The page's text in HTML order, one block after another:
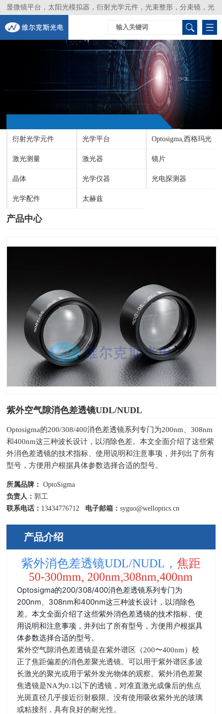
显微镜平台，太阳光模拟器，衍射光学元件，光束整形，分束镜，光
谱仪，生物激光器，光束分析仪，Layertec
衍射光学元件 光学平台 Optosigma,西格玛光
机
激光测量 激光器 镜片
晶体 光学仪器 光电探测器
光学配件 太赫兹
产品中心
紫外空气隙消色差透镜UDL/NUDL
Optosigma的200/308/400消色差透镜系列专门为200nm、308nm
和400nm这三种波长设计，以消除色差。本文全面介绍了这些紫
外消色差透镜的技术指标、使用说明和注意事项，并列出了所有
型号，方便用户根据具体参数选择合适的型号。
所属品牌： OptoSigma
负责人：郭工
联系电话： 13434776712 电子邮箱：syguo@welloptics.cn
产品介绍
紫外消色差透镜UDL/NUDL， 焦距
50-300mm, 200nm,308nm,400nm
Optosigma的200/308/400消色差透镜系列专门为
200nm、308nm和400nm这三种波长设计，以消除色
差。本文全面介绍了这些紫外消色差透镜的技术指标、使
用说明和注意事项，并列出了所有型号，方便用户根据具
体参数选择合适的型号。
紫外空气隙消色差透镜是在紫外谱区（200〜400nm）校
正了焦距偏差的消色差聚光透镜。可以用于紫外谱区多波
长激光的聚光或用于紫外发光物体的观察。紫外消色差聚
焦透镜是NA为0.1 以下的透镜，对准直激光成像后的焦点
光斑直径几乎接近衍射极限。没有使用吸收紫外光的玻璃
或粘接剂，具有良好的耐光性。